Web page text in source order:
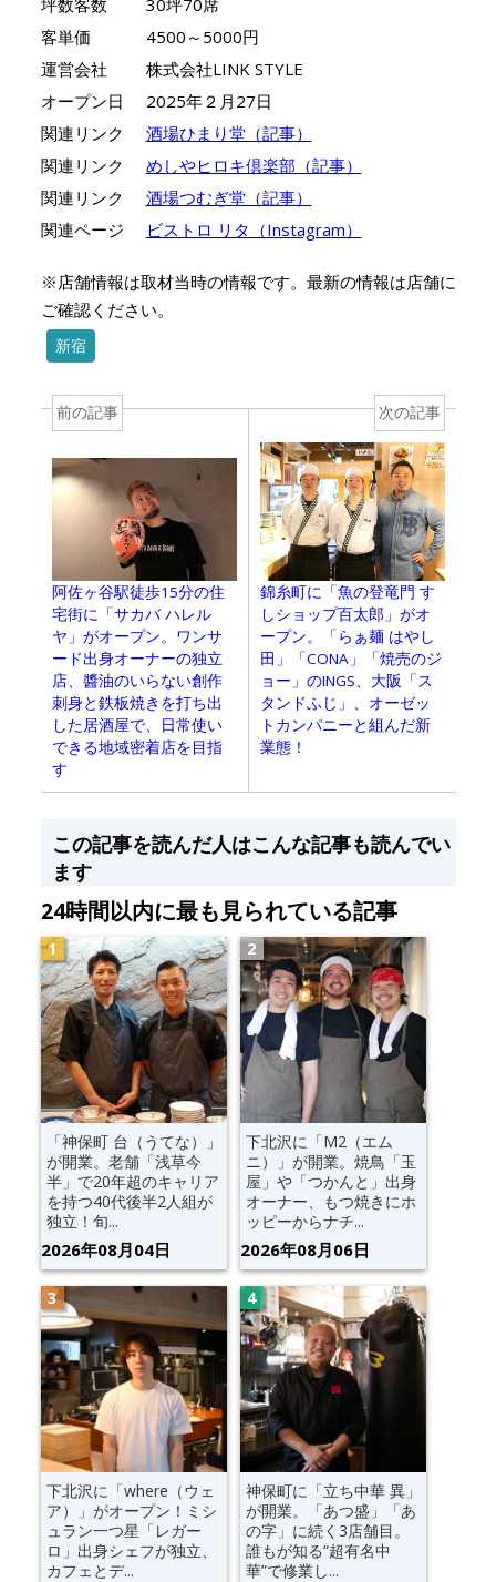
坪数客数
30坪70席
客単価
4500～5000円
運営会社
株式会社LINK STYLE
オープン日
2025年２月27日
関連リンク
酒場ひまり堂（記事）
関連リンク
めしやヒロキ倶楽部（記事）
関連リンク
酒場つむぎ堂（記事）
関連ページ
ビストロ リタ（Instagram）
※店舗情報は取材当時の情報です。最新の情報は店舗に
ご確認ください。
新宿
前の記事
阿佐ヶ谷駅徒歩15分の住
宅街に「サカバ ハレル
ヤ」がオープン。ワンサ
ード出身オーナーの独立
店、醬油のいらない創作
刺身と鉄板焼きを打ち出
した居酒屋で、日常使い
できる地域密着店を目指
す
次の記事
錦糸町に「魚の登竜門 す
しショップ百太郎」がオ
ープン。「らぁ麺 はやし
田」「CONA」「焼売のジ
ョー」のINGS、大阪「ス
タンドふじ」、オーゼッ
トカンパニーと組んだ新
業態！
この記事を読んだ人はこんな記事も読んでい
ます
24時間以内に最も見られている記事
「神保町 台（うてな）」
が開業。老舗「浅草今
半」で20年超のキャリア
を持つ40代後半2人組が
独立！旬...
2026年08月04日
下北沢に「M2（エム
ニ）」が開業。焼鳥「玉
屋」や「つかんと」出身
オーナー、もつ焼きにホ
ッピーからナチ...
2026年08月06日
下北沢に「where（ウェ
ア）」がオープン！ミシ
ュラン一つ星「レガー
ロ」出身シェフが独立、
カフェとデ...
神保町に「立ち中華 異」
が開業。「あつ盛」「あ
の字」に続く3店舗目。
誰もが知る“超有名中
華”で修業し...